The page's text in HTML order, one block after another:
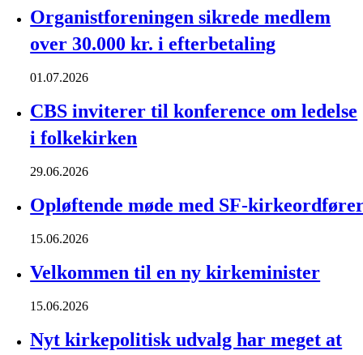
Organistforeningen sikrede medlem
over 30.000 kr. i efterbetaling
01.07.2026
CBS inviterer til konference om ledelse
i folkekirken
29.06.2026
Opløftende møde med SF-
15.06.2026
Velkommen til en ny kirkeminister
15.06.2026
Nyt kirkepolitisk udvalg har meget at